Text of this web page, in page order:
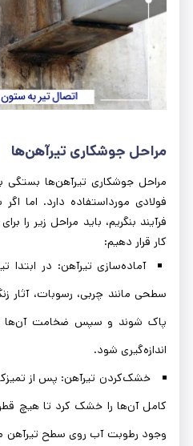
مراحل جوشکاری تیرآهن‌ها
مراحل جوشکاری تیرآهن‌ها بستگی
فولادی مورداستفاده دارد. اما
فرآیند بنگریم، باید مراحل زیر را
کار قرار دهیم:
آماده‌سازی تیرآهن: در ابتدا
سطحی مانند چربی، رسوبات،
پاک شوند و سپس ضخامت آن‌ها با
اندازه‌گیری شود.
خشک‌کردن تیرآهن: پس از
کامل آن‌ها را خشک کرد تا هیچ
وجود رطوبت آب روی سطح تیرآهن